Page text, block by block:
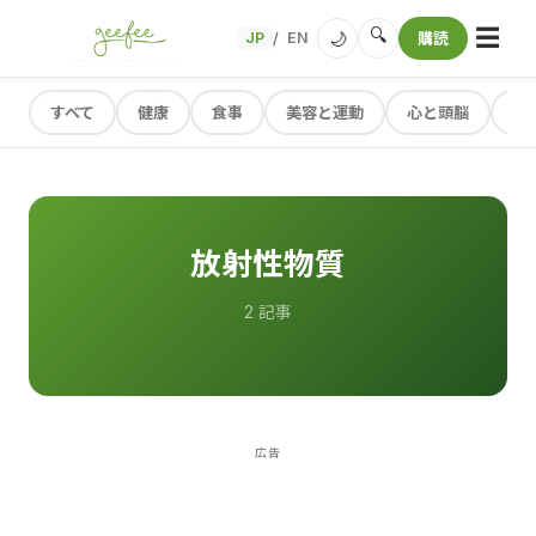
JP / EN 🌙 🔍 購読 ☰
すべて 健康 食事 美容と運動 心と頭脳
放射性物質
2 記事
広告